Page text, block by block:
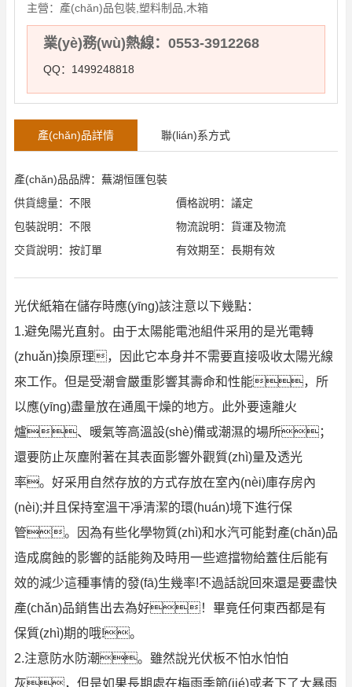
主營： 產(chǎn)品包裝,塑料制品,木箱
業(yè)務(wù)熱線：0553-3912268
QQ：1499248818
產(chǎn)品詳情 聯(lián)系方式
產(chǎn)品品牌：蕪湖恒匯包裝
供貨總量：不限
價格說明：議定
包裝說明：不限
物流說明：貨運及物流
交貨說明：按訂單
有效期至：長期有效
光伏紙箱在儲存時應(yīng)該注意以下幾點：
1.避免陽光直射。由于太陽能電池組件采用的是光電轉
(zhuǎn)換原理，因此它本身并不需要直接吸收太陽光線
來工作。但是受潮會嚴重影響其壽命和性能，所
以應(yīng)盡量放在通風干燥的地方。此外要遠離火
爐、暖氣等高溫設(shè)備或潮濕的場所；
還要防止灰塵附著在其表面影響外觀質(zhì)量及透光
率。好采用自然存放的方式存放在室內(nèi)庫存房內
(nèi);并且保持室溫干凈清潔的環(huán)境下進行保
管。因為有些化學物質(zhì)和水汽可能對產(chǎn)品
造成腐蝕的影響的話能夠及時用一些遮擋物給蓋住后能有
效的減少這種事情的發(fā)生幾率!不過話說回來還是要盡快
產(chǎn)品銷售出去為好！畢竟任何東西都是有
保質(zhì)期的哦!。
2.注意防水防潮。雖然說光伏板不怕水怕怕
灰，但是如果長期處在梅雨季節(jié)或者下了大暴雨